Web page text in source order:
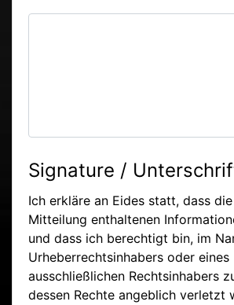
Signature /
Ich erkläre an Eides statt, dass
Mitteilung enthaltenen
und dass ich berechtigt bin, im
Urheberrechtsinhabers oder eines
ausschließlichen Rechtsinhabers
dessen Rechte angeblich verletzt